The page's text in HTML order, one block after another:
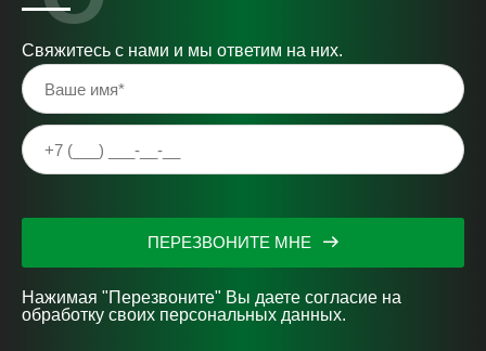
Свяжитесь с нами и мы ответим на них.
ПЕРЕЗВОНИТЕ МНЕ
Нажимая "Перезвоните" Вы даете согласие на
обработку своих персональных данных.